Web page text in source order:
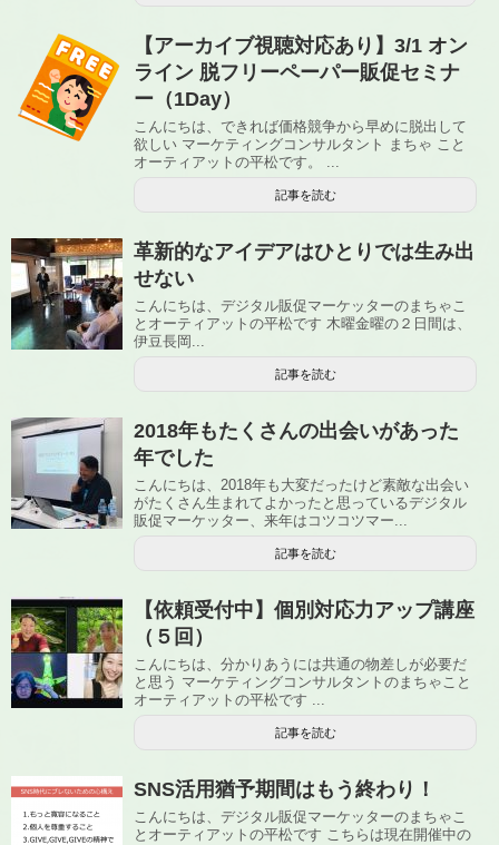
【アーカイブ視聴対応あり】3/1 オン
ライン 脱フリーペーパー販促セミナ
ー（1Day）
こんにちは、できれば価格競争から早めに脱出して
欲しい マーケティングコンサルタント まちゃ こと
オーティアットの平松です。 ...
記事を読む
革新的なアイデアはひとりでは生み出
せない
こんにちは、デジタル販促マーケッターのまちゃこ
とオーティアットの平松です 木曜金曜の２日間は、
伊豆長岡...
記事を読む
2018年もたくさんの出会いがあった
年でした
こんにちは、2018年も大変だったけど素敵な出会い
がたくさん生まれてよかったと思っているデジタル
販促マーケッター、来年はコツコツマー...
記事を読む
【依頼受付中】個別対応力アップ講座
（５回）
こんにちは、分かりあうには共通の物差しが必要だ
と思う マーケティングコンサルタントのまちゃこと
オーティアットの平松です ...
記事を読む
SNS活用猶予期間はもう終わり！
こんにちは、デジタル販促マーケッターのまちゃこ
とオーティアットの平松です こちらは現在開催中の